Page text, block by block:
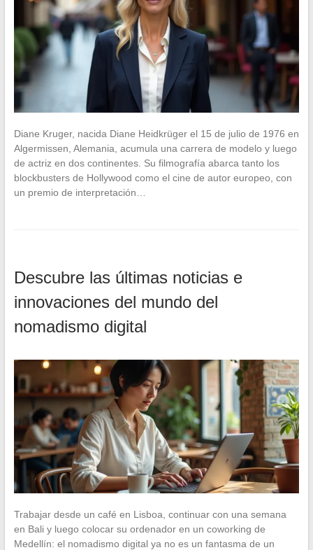
Diane Kruger, nacida Diane Heidkrüger el 15 de julio de 1976 en
Algermissen, Alemania, acumula una carrera de modelo y luego
de actriz en dos continentes. Su filmografía abarca tanto los
blockbusters de Hollywood como el cine de autor europeo, con
un premio de interpretación…
Descubre las últimas noticias e
innovaciones del mundo del
nomadismo digital
Trabajar desde un café en Lisboa, continuar con una semana
en Bali y luego colocar su ordenador en un coworking de
Medellín: el nomadismo digital ya no es un fantasma de un